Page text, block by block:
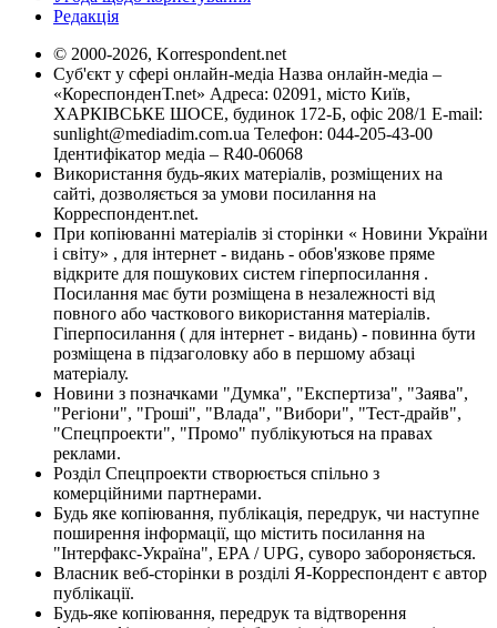
Редакція
© 2000-2026, Korrespondent.net
Суб'єкт у сфері онлайн-медіа Назва онлайн-медіа –
«КореспонденТ.net» Адреса: 02091, місто Київ,
ХАРКІВСЬКЕ ШОСЕ, будинок 172-Б, офіс 208/1 E-mail:
sunlight@mediadim.com.ua Телефон: 044-205-43-00
Ідентифікатор медіа – R40-06068
Використання будь-яких матеріалів, розміщених на
сайті, дозволяється за умови посилання на
Корреспондент.net.
При копіюванні матеріалів зі сторінки « Новини України
і світу» , для інтернет - видань - обов'язкове пряме
відкрите для пошукових систем гіперпосилання .
Посилання має бути розміщена в незалежності від
повного або часткового використання матеріалів.
Гіперпосилання ( для інтернет - видань) - повинна бути
розміщена в підзаголовку або в першому абзаці
матеріалу.
Новини з позначками "Думка", "Експертиза", "Заява",
"Регіони", "Гроші", "Влада", "Вибори", "Тест-драйв",
"Спецпроекти", "Промо" публікуються на правах
реклами.
Розділ Спецпроекти створюється спільно з
комерційними партнерами.
Будь яке копіювання, публікація, передрук, чи наступне
поширення інформації, що містить посилання на
"Інтерфакс-Україна", EPA / UPG, суворо забороняється.
Власник веб-сторінки в розділі Я-Корреспондент є автор
публікації.
Будь-яке копіювання, передрук та відтворення